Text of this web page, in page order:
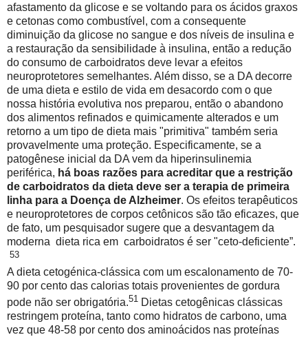
afastamento da glicose e se voltando para os ácidos graxos
e cetonas como combustível, com a consequente
diminuição da glicose no sangue e dos níveis de insulina e
a restauração da sensibilidade à insulina, então a redução
do consumo de carboidratos deve levar a efeitos
neuroprotetores semelhantes. Além disso, se a DA decorre
de uma dieta e estilo de vida em desacordo com o que
nossa história evolutiva nos preparou, então o abandono
dos alimentos refinados e quimicamente alterados e um
retorno a um tipo de dieta mais "primitiva" também seria
provavelmente uma proteção. Especificamente, se a
patogênese inicial da DA vem da hiperinsulinemia
periférica, há boas razões para acreditar que a restrição
de carboidratos da dieta deve ser a terapia de primeira
linha para a Doença de Alzheimer. Os efeitos terapêuticos
e neuroprotetores de corpos cetônicos são tão eficazes, que
de fato, um pesquisador sugere que a desvantagem da
moderna dieta rica em carboidratos é ser "ceto-deficiente”.
53
A dieta cetogénica-clássica com um escalonamento de 70-
90 por cento das calorias totais provenientes de gordura
pode não ser obrigatória.51 Dietas cetogênicas clássicas
restringem proteína, tanto como hidratos de carbono, uma
vez que 48-58 por cento dos aminoácidos nas proteínas